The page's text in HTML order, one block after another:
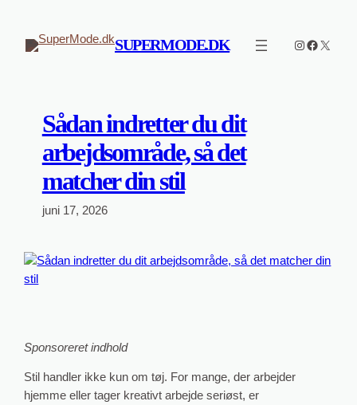
indhold
SUPERMODE.DK Instagram
X
Sådan indretter du dit
arbejdsområde, så det
matcher din stil
juni 17, 2026
Sponsoreret indhold
Stil handler ikke kun om tøj. For mange, der arbejder
hjemme eller tager kreativt arbejde seriøst, er